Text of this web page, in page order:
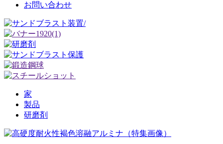
お問い合わせ
家
製品
研磨剤